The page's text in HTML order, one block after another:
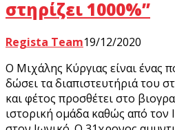
στηρίζει 1000%”
Regista Team19/12/2020
Ο Μιχάλης Κύργιας είναι ένας
δώσει τα διαπιστευτήριά του
και φέτος προσθέτει στο
ιστορική ομάδα καθώς από τον